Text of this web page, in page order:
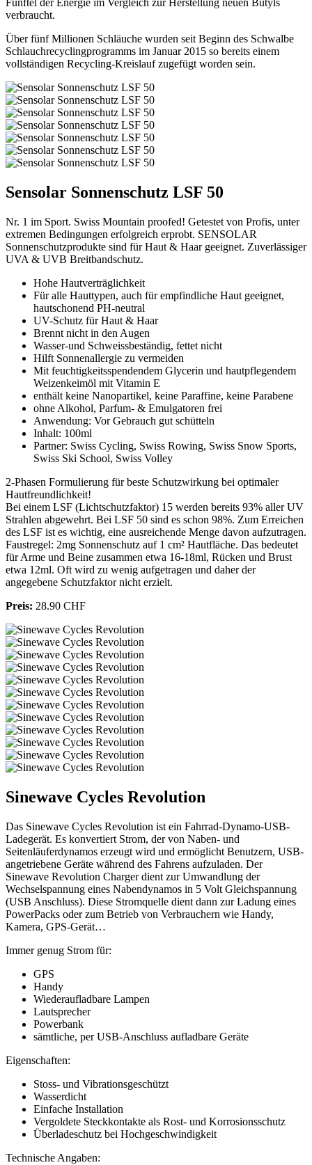
Fünftel der Energie im Vergleich zur Herstellung neuen Butyls
verbraucht.
Über fünf Millionen Schläuche wurden seit Beginn des Schwalbe
Schlauchrecyclingprogramms im Januar 2015 so bereits einem
vollständigen Recycling-Kreislauf zugefügt worden sein.
Sensolar Sonnenschutz LSF 50
Nr. 1 im Sport. Swiss Mountain proofed! Getestet von Profis, unter
extremen Bedingungen erfolgreich erprobt. SENSOLAR
Sonnenschutzprodukte sind für Haut & Haar geeignet. Zuverlässiger
UVA & UVB Breitbandschutz.
Hohe Hautverträglichkeit
Für alle Hauttypen, auch für empfindliche Haut geeignet,
hautschonend PH-neutral
UV-Schutz für Haut & Haar
Brennt nicht in den Augen
Wasser-und Schweissbeständig, fettet nicht
Hilft Sonnenallergie zu vermeiden
Mit feuchtigkeitsspendendem Glycerin und hautpflegendem
Weizenkeimöl mit Vitamin E
enthält keine Nanopartikel, keine Paraffine, keine Parabene
ohne Alkohol, Parfum- & Emulgatoren frei
Anwendung: Vor Gebrauch gut schütteln
Inhalt: 100ml
Partner: Swiss Cycling, Swiss Rowing, Swiss Snow Sports,
Swiss Ski School, Swiss Volley
2-Phasen Formulierung für beste Schutzwirkung bei optimaler
Hautfreundlichkeit!
Bei einem LSF (Lichtschutzfaktor) 15 werden bereits 93% aller UV
Strahlen abgewehrt. Bei LSF 50 sind es schon 98%. Zum Erreichen
des LSF ist es wichtig, eine ausreichende Menge davon aufzutragen.
Faustregel: 2mg Sonnenschutz auf 1 cm² Hautfläche. Das bedeutet
für Arme und Beine zusammen etwa 16-18ml, Rücken und Brust
etwa 12ml. Oft wird zu wenig aufgetragen und daher der
angegebene Schutzfaktor nicht erzielt.
Preis: 28.90 CHF
Sinewave Cycles Revolution
Das Sinewave Cycles Revolution ist ein Fahrrad-Dynamo-USB-
Ladegerät. Es konvertiert Strom, der von Naben- und
Seitenläuferdynamos erzeugt wird und ermöglicht Benutzern, USB-
angetriebene Geräte während des Fahrens aufzuladen. Der
Sinewave Revolution Charger dient zur Umwandlung der
Wechselspannung eines Nabendynamos in 5 Volt Gleichspannung
(USB Anschluss). Diese Stromquelle dient dann zur Ladung eines
PowerPacks oder zum Betrieb von Verbrauchern wie Handy,
Kamera, GPS-Gerät…
Immer genug Strom für:
GPS
Handy
Wiederaufladbare Lampen
Lautsprecher
Powerbank
sämtliche, per USB-Anschluss aufladbare Geräte
Eigenschaften:
Stoss- und Vibrationsgeschützt
Wasserdicht
Einfache Installation
Vergoldete Steckkontakte als Rost- und Korrosionsschutz
Überladeschutz bei Hochgeschwindigkeit
Technische Angaben: